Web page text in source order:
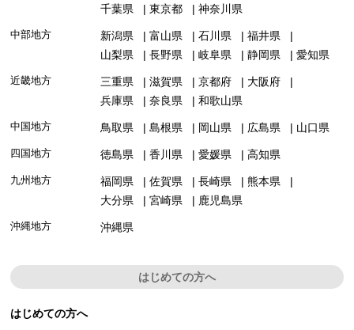
千葉県
東京都 神奈川県
中部地方 新潟県 富山県 石川県
福井県
山梨県
長野県 岐阜県 静岡県 愛知県
近畿地方 三重県 滋賀県 京都府
大阪府
兵庫県
奈良県 和歌山県
中国地方 鳥取県 島根県 岡山県 広島県 山口県
四国地方 徳島県 香川県 愛媛県 高知県
九州地方 福岡県 佐賀県 長崎県
熊本県
大分県
宮崎県 鹿児島県
沖縄地方 沖縄県
はじめての方へ
はじめての方へ